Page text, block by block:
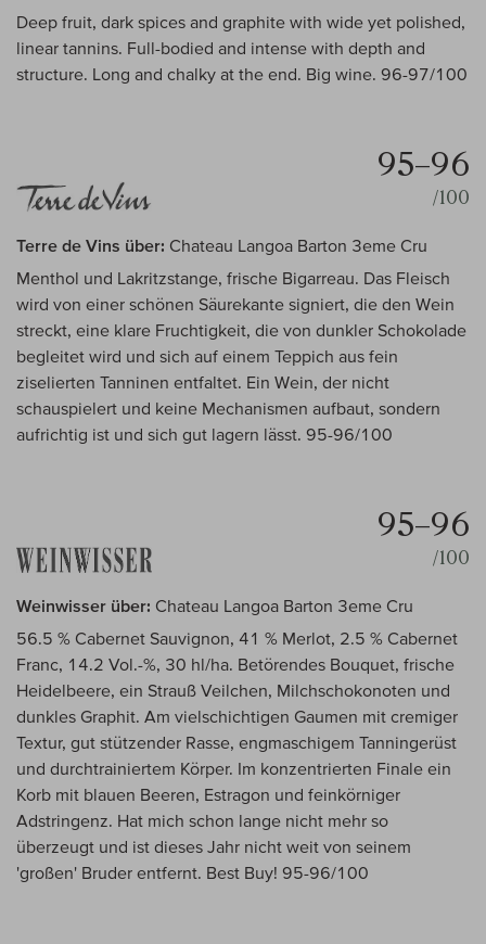
Deep fruit, dark spices and graphite with wide yet polished,
linear tannins. Full-bodied and intense with depth and
structure. Long and chalky at the end. Big wine. 96-97/100
95–96
/100
Terre de Vins über: Chateau Langoa Barton 3eme Cru
Menthol und Lakritzstange, frische Bigarreau. Das Fleisch
wird von einer schönen Säurekante signiert, die den Wein
streckt, eine klare Fruchtigkeit, die von dunkler Schokolade
begleitet wird und sich auf einem Teppich aus fein
ziselierten Tanninen entfaltet. Ein Wein, der nicht
schauspielert und keine Mechanismen aufbaut, sondern
aufrichtig ist und sich gut lagern lässt. 95-96/100
95–96
/100
Weinwisser über: Chateau Langoa Barton 3eme Cru
56.5 % Cabernet Sauvignon, 41 % Merlot, 2.5 % Cabernet
Franc, 14.2 Vol.-%, 30 hl/ha. Betörendes Bouquet, frische
Heidelbeere, ein Strauß Veilchen, Milchschokonoten und
dunkles Graphit. Am vielschichtigen Gaumen mit cremiger
Textur, gut stützender Rasse, engmaschigem Tanningerüst
und durchtrainiertem Körper. Im konzentrierten Finale ein
Korb mit blauen Beeren, Estragon und feinkörniger
Adstringenz. Hat mich schon lange nicht mehr so
überzeugt und ist dieses Jahr nicht weit von seinem
'großen' Bruder entfernt. Best Buy! 95-96/100